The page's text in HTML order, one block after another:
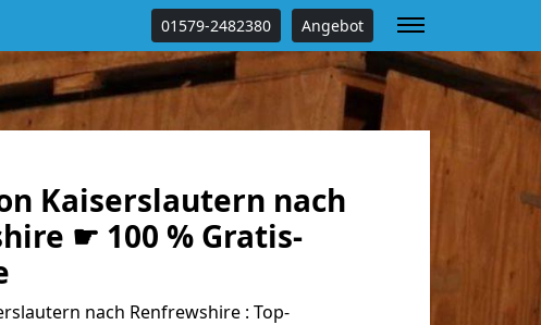
01579-2482380 Angebot
Kaiserslautern nach
☛ 100 % Gratis-
nach Renfrewshire : Top-